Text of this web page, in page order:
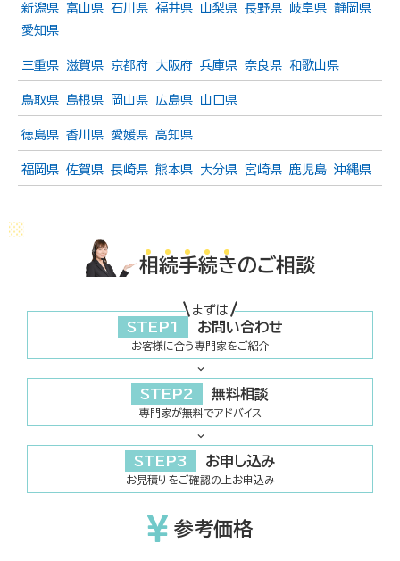
新潟県 富山県 石川県 福井県 山梨県 長野県 岐阜県 静岡県
愛知県
三重県 滋賀県 京都府 大阪府 兵庫県 奈良県 和歌山県
鳥取県 島根県 岡山県 広島県 山口県
徳島県 香川県 愛媛県 高知県
福岡県 佐賀県 長崎県 熊本県 大分県 宮崎県 鹿児島 沖縄県
相続手続きのご相談
まずは
STEP1 お問い合わせ
お客様に合う専門家をご紹介
STEP2 無料相談
専門家が無料でアドバイス
STEP3 お申し込み
お見積りをご確認の上お申込み
参考価格